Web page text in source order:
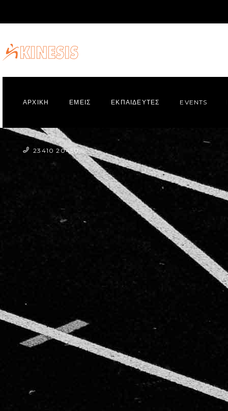
ΑΡΧΙΚΗ ΕΜΕΙΣ ΕΚΠΑΙΔΕΥΤΕΣ EVENTS
23410 20450